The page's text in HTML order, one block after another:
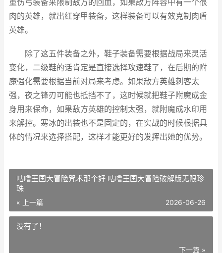
重伤弓装备来限制敌方的回血，如果敌方阵容中有一个很
肉的英雄，就出红穿甲装备，这样装备可以有效克制肉盾
英雄。
除了这五件装备之外，鞋子装备需要根据战局来灵活
变化，二级鞋的话肯定是直接选择攻速鞋了，在后期的附
魔强化需要根据当前对局来考虑。如果敌方英雄刺客太
强，夜之锋刃可能也抵挡不了，这时候就把鞋子附魔成金
身用来保命，如果敌方英雄的控制太强，就附魔成水印用
来解控。寒冰的出装也不是固定的，在实战的时候根据具
体的情况来选择搭配，这样才能更好的发挥出她的优势。
咕噜王国大冒险咒术那个好 咕噜王国大冒险破解版无限珍
珠
« 上一篇 2026-06-26
没有了！
下一篇 »